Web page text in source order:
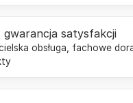
gwarancja satysfakcji
obsługa, fachowe